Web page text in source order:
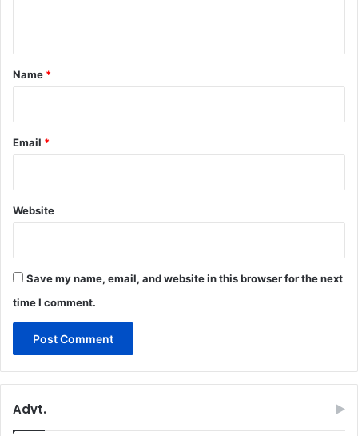
*
Name *
Email *
Website
Save my name, email, and website in this browser for the next
time I comment.
Advt.